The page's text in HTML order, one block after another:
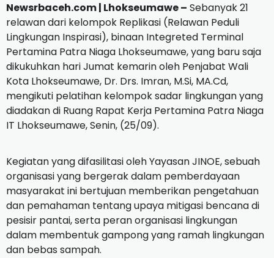
Newsrbaceh.com | Lhokseumawe – Sebanyak 21
relawan dari kelompok Replikasi (Relawan Peduli
Lingkungan Inspirasi), binaan Integreted Terminal
Pertamina Patra Niaga Lhokseumawe, yang baru saja
dikukuhkan hari Jumat kemarin oleh Penjabat Wali
Kota Lhokseumawe, Dr. Drs. Imran, M.Si, MA.Cd,
mengikuti pelatihan kelompok sadar lingkungan yang
diadakan di Ruang Rapat Kerja Pertamina Patra Niaga
IT Lhokseumawe, Senin, (25/09).
Kegiatan yang difasilitasi oleh Yayasan JINOE, sebuah
organisasi yang bergerak dalam pemberdayaan
masyarakat ini bertujuan memberikan pengetahuan
dan pemahaman tentang upaya mitigasi bencana di
pesisir pantai, serta peran organisasi lingkungan
dalam membentuk gampong yang ramah lingkungan
dan bebas sampah.